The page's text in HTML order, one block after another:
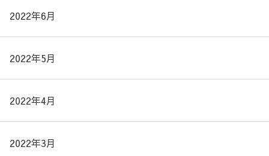
2022年6月
2022年5月
2022年4月
2022年3月